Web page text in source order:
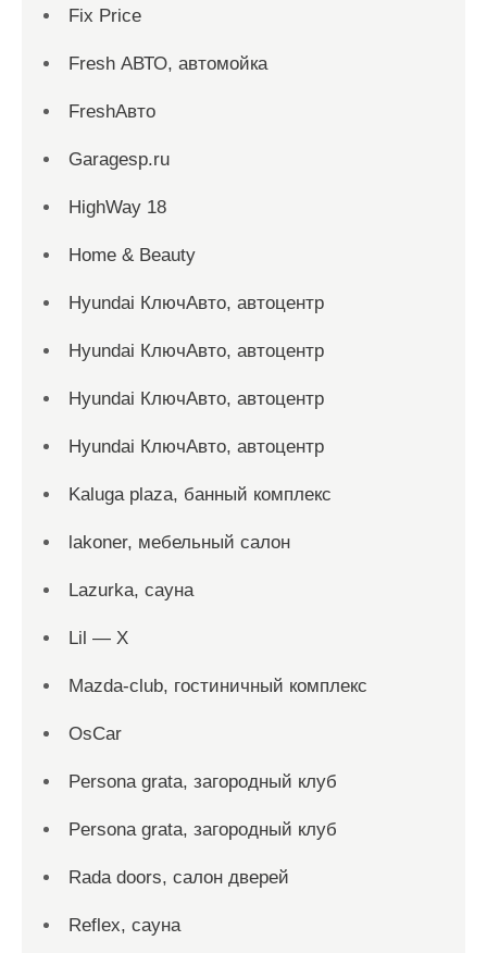
Fix Price
Fresh АВТО, автомойка
FreshАвто
Garagesp.ru
HighWay 18
Home & Beauty
Hyundai КлючАвто, автоцентр
Hyundai КлючАвто, автоцентр
Hyundai КлючАвто, автоцентр
Hyundai КлючАвто, автоцентр
Kaluga plaza, банный комплекс
lakoner, мебельный салон
Lazurka, сауна
Lil — X
Mazda-club, гостиничный комплекс
OsCar
Persona grata, загородный клуб
Persona grata, загородный клуб
Rada doors, салон дверей
Reflex, сауна